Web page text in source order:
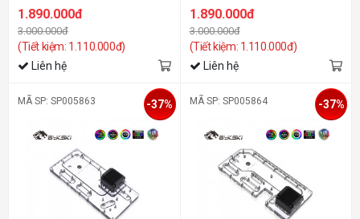
1.890.000đ
3.000.000đ
(Tiết kiệm: 1.110.000đ)
Liên hệ
1.890.000đ
3.000.000đ
(Tiết kiệm: 1.110.000đ)
Liên hệ
MÃ SP: SP005863 -37% MÃ SP: SP005864 -37%